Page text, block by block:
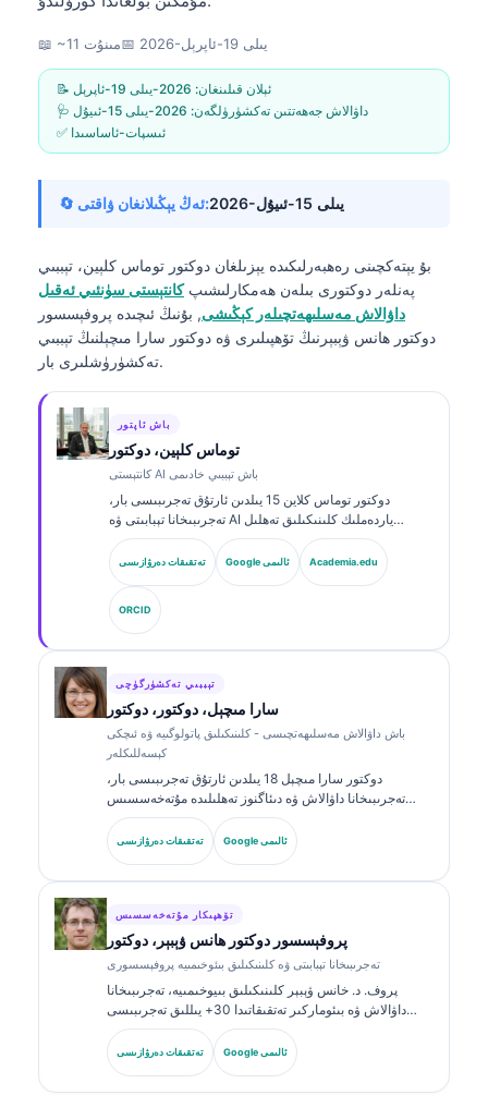
📖 ~11 مىنۇت📅 2026-يىلى 19-ئاپرېل
📝 ئېلان قىلىنغان: 2026-يىلى 19-ئاپرېل
🩺 داۋالاش جەھەتتىن تەكشۈرۈلگەن: 2026-يىلى 15-ئىيۇل
✅ ئىسپات-ئاساسىدا
🔄 ئەڭ يېڭىلانغان ۋاقتى: 2026-يىلى 15-ئىيۇل
بۇ يېتەكچىنى رەھبەرلىكىدە يېزىلغان دوكتور توماس كلېين، تېببىي
پەنلەر دوكتورى بىلەن ھەمكارلىشىپكانتېستى سۈنئىي ئەقىل
داۋالاش مەسلىھەتچىلەر كېڭىشى, بۇنىڭ ئىچىدە پروفېسسور
دوكتور ھانس ۋېبېرنىڭ تۆھپىلىرى ۋە دوكتور سارا مىچېلنىڭ تېببىي
تەكشۈرۈشلىرى بار.
باش ئاپتور
توماس كلېين، دوكتور
كانتېستى AI باش تېببىي خادىمى
دوكتور توماس كلاین 15 يىلدىن ئارتۇق تەجرىبىسى بار،
تەجرىبىخانا تېبابىتى ۋە AI ياردەملىك كلىنىكىلىق تەھلىل
ساھەسىدە مۇتەخەسسىس، تاختا تەرىپىدىن گۇۋاھنامە ئالغان
كلىنىكىلىق گېماتولوگ ۋە ئىچكى كېسەللىكلەر دوختۇرى.
Kantesti AI دا باش دوختۇر (Chief Medical Officer)
بولۇش سۈپىتى بىلەن، ئۇ خاس ئىگىدارچىلىقتىكى نېرۋا
تورىنىڭ داۋالاش توغرىلىقىغا كلىنىكىلىق نازارەت قىلىدۇ.
دوكتور كلاین بىئوماركىرنى ئىزاھلاش ۋە تەجرىبىخانا دىئاگنوزى
توغرىسىدا تەجرىبىخانا تېبابىتى ھەققىدە كۆپ قېتىم ماقالە
تەتقىقات دەرۋازىسى Google ئالىمى Academia.edu
ORCID
تېببىي تەكشۈرگۈچى
سارا مىچېل، دوكتور، دوكتور
باش داۋالاش مەسلىھەتچىسى - كلىنىكىلىق پاتولوگىيە ۋە ئىچكى
كېسەللىكلەر
دوكتور سارا مىچېل 18 يىلدىن ئارتۇق تەجرىبىسى بار،
تەجرىبىخانا داۋالاش ۋە دىئاگنوز تەھلىلىدە مۇتەخەسسىس
بولغان، ئىدارە تەستىقلىغان كلىنىكىلىق پاتولوگ. ئۇ كلىنىكىلىق
خىمىيە ساھەسىدە ئالاھىدە گۇۋاھنامىلەرگە ئىگە بولۇپ،
كلىنىكىلىق ئەمەلىيەتتە بىئوماركىر گۇرۇپپىلىرى ۋە تەجرىبىخانا
تەتقىقات دەرۋازىسى Google ئالىمى
تۆھپىكار مۇتەخەسسىس
پروفېسسور دوكتور ھانس ۋېبېر، دوكتور
تەجرىبىخانا تېبابىتى ۋە كلىنىكىلىق بىئوخىمىيە پروفېسسورى
پروف. د. خانس ۋېبېر كلىنىكىلىق بىيوخىمىيە، تەجرىبىخانا
داۋالاش ۋە بىئوماركىر تەتقىقاتىدا 30+ يىللىق تەجرىبىسى
بىلەن تونۇلغان. گېرمانىيە كلىنىكىلىق خىمىيە جەمئىيىتىنىڭ
سابىق رەئىسى بولغان ئۇ دىئاگنوز گۇرۇپپا تەھلىلى،
بىئوماركىرنى ئۆلچەملەشتۈرۈش ۋە AI ياردەملىك تەجرىبىخانا
تەتقىقات دەرۋازىسى Google ئالىمى